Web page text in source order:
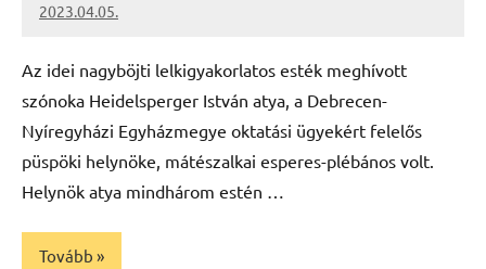
2023.04.05.
kovacs.agi
Az idei nagyböjti lelkigyakorlatos esték meghívott
szónoka Heidelsperger István atya, a Debrecen-
Nyíregyházi Egyházmegye oktatási ügyekért felelős
püspöki helynöke, mátészalkai esperes-plébános volt.
Helynök atya mindhárom estén …
Tovább